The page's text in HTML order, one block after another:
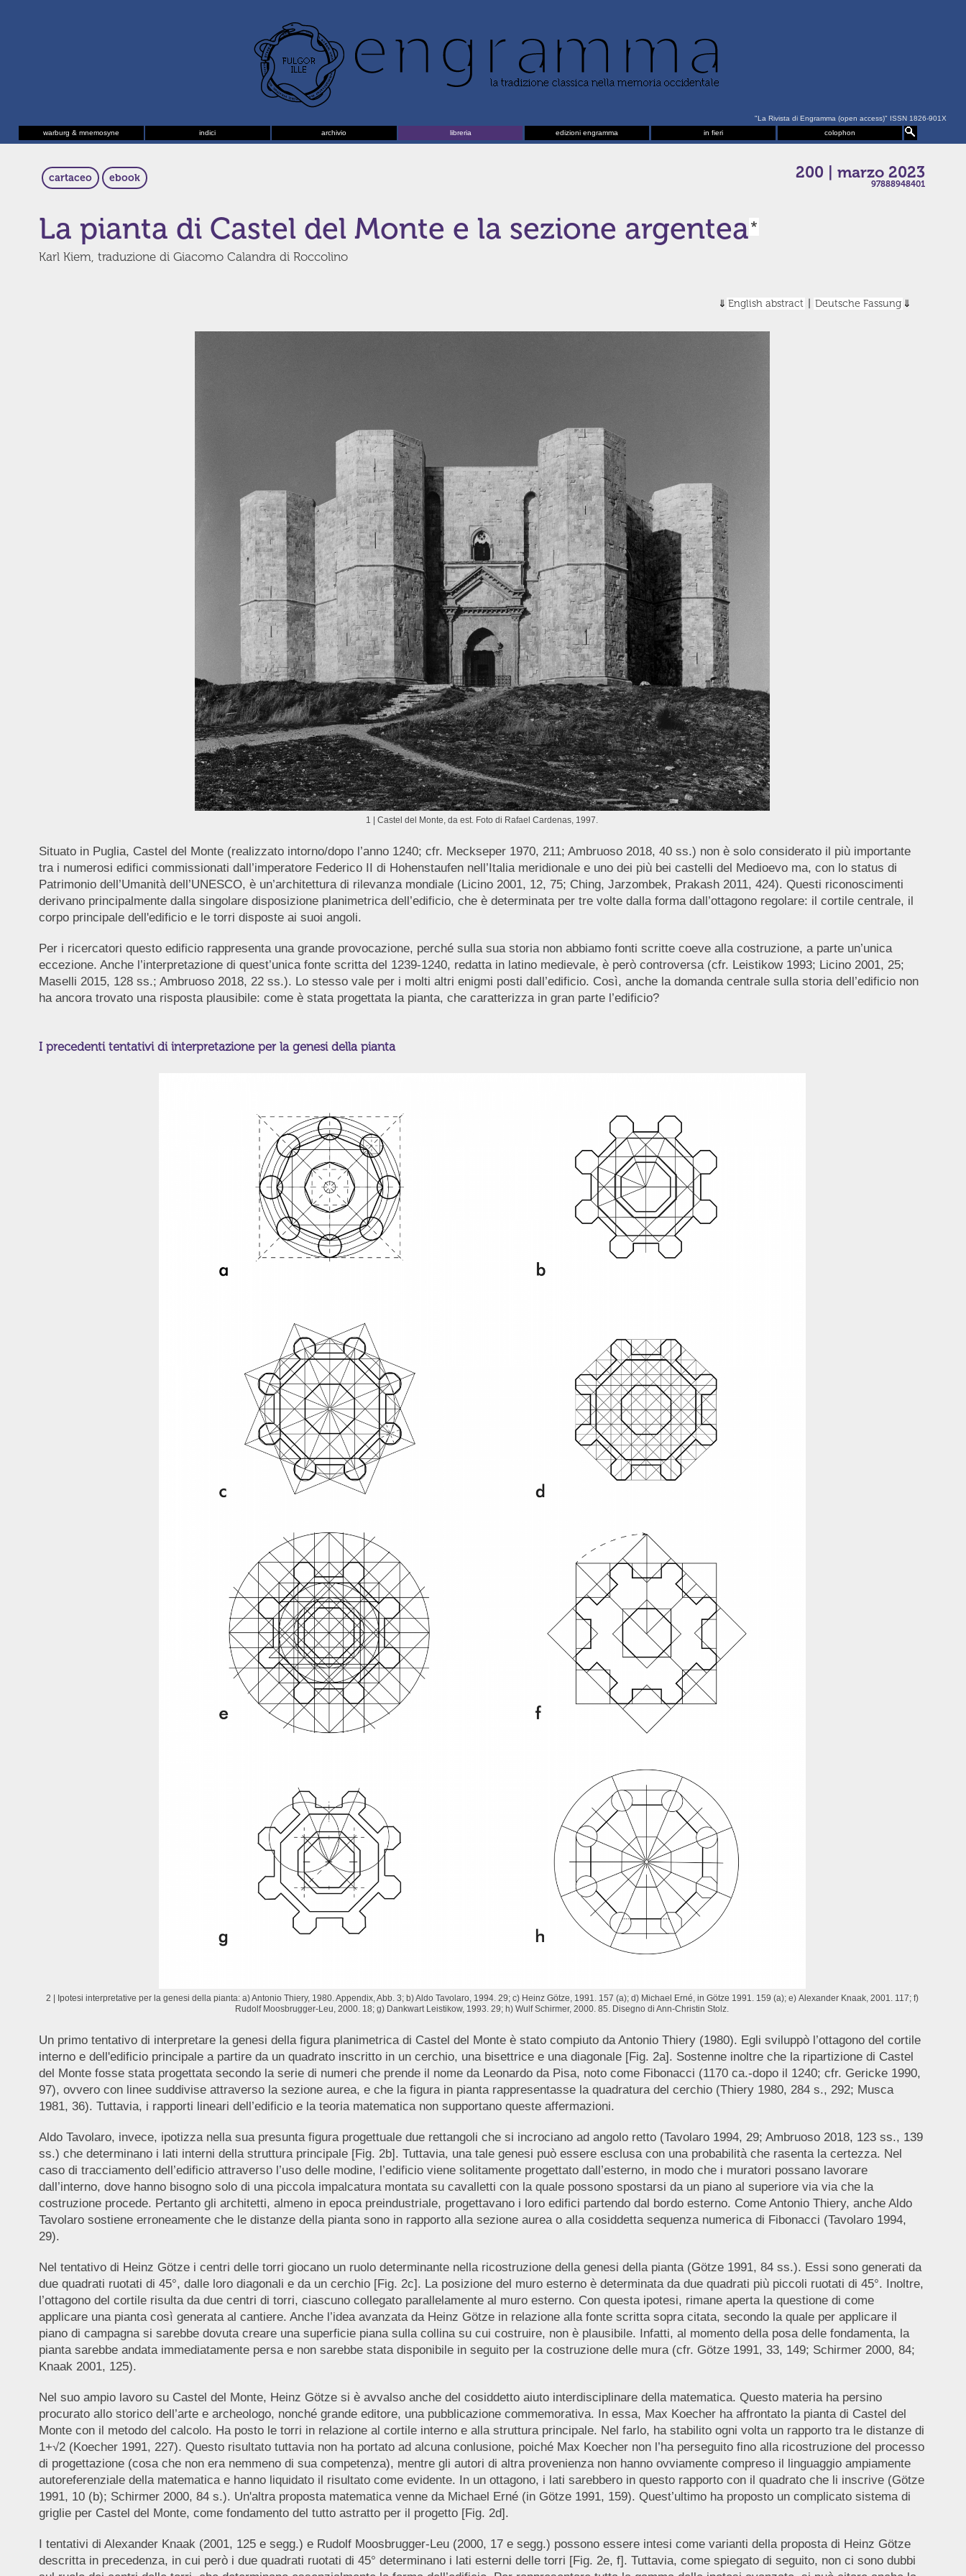
"La Rivista di Engramma (open access)" ISSN 1826-901X
warburg & mnemosyne
indici archivio libreria edizioni engramma in fieri colophon
cartaceo ebook 200 | marzo 2023
97888948401
La pianta di Castel del Monte e la sezione argentea*
Karl Kiem, traduzione di Giacomo Calandra di Roccolino
English abstract Deutsche Fassung
1 | Castel del Monte, da est. Foto di Rafael Cardenas, 1997.
Situato in Puglia, Castel del Monte (realizzato intorno/dopo l’anno 1240; cfr. Meckseper 1970, 211; Ambruoso 2018, 40 ss.) non è solo considerato il più importante
tra i numerosi edifici commissionati dall’imperatore Federico II di Hohenstaufen nell’Italia meridionale e uno dei più bei castelli del Medioevo ma, con lo status di
Patrimonio dell’Umanità dell’UNESCO, è un’architettura di rilevanza mondiale (Licino 2001, 12, 75; Ching, Jarzombek, Prakash 2011, 424). Questi riconoscimenti
derivano principalmente dalla singolare disposizione planimetrica dell’edificio, che è determinata per tre volte dalla forma dall’ottagono regolare: il cortile centrale, il
corpo principale dell'edificio e le torri disposte ai suoi angoli.
Per i ricercatori questo edificio rappresenta una grande provocazione, perché sulla sua storia non abbiamo fonti scritte coeve alla costruzione, a parte un’unica
eccezione. Anche l’interpretazione di quest’unica fonte scritta del 1239-1240, redatta in latino medievale, è però controversa (cfr. Leistikow 1993; Licino 2001, 25;
Maselli 2015, 128 ss.; Ambruoso 2018, 22 ss.). Lo stesso vale per i molti altri enigmi posti dall’edificio. Così, anche la domanda centrale sulla storia dell’edificio non
ha ancora trovato una risposta plausibile: come è stata progettata la pianta, che caratterizza in gran parte l’edificio?
I precedenti tentativi di interpretazione per la genesi della pianta
2 | Ipotesi interpretative per la genesi della pianta: a) Antonio Thiery, 1980. Appendix, Abb. 3; b) Aldo Tavolaro, 1994. 29; c) Heinz Götze, 1991. 157 (a); d) Michael Erné, in Götze 1991. 159 (a); e) Alexander Knaak, 2001. 117; f)
Rudolf Moosbrugger-Leu, 2000. 18; g) Dankwart Leistikow, 1993. 29; h) Wulf Schirmer, 2000. 85. Disegno di Ann-Christin Stolz.
Un primo tentativo di interpretare la genesi della figura planimetrica di Castel del Monte è stato compiuto da Antonio Thiery (1980). Egli sviluppò l’ottagono del cortile
interno e dell'edificio principale a partire da un quadrato inscritto in un cerchio, una bisettrice e una diagonale [Fig. 2a]. Sostenne inoltre che la ripartizione di Castel
del Monte fosse stata progettata secondo la serie di numeri che prende il nome da Leonardo da Pisa, noto come Fibonacci (1170 ca.-dopo il 1240; cfr. Gericke 1990,
97), ovvero con linee suddivise attraverso la sezione aurea, e che la figura in pianta rappresentasse la quadratura del cerchio (Thiery 1980, 284 s., 292; Musca
1981, 36). Tuttavia, i rapporti lineari dell’edificio e la teoria matematica non supportano queste affermazioni.
Aldo Tavolaro, invece, ipotizza nella sua presunta figura progettuale due rettangoli che si incrociano ad angolo retto (Tavolaro 1994, 29; Ambruoso 2018, 123 ss., 139
ss.) che determinano i lati interni della struttura principale [Fig. 2b]. Tuttavia, una tale genesi può essere esclusa con una probabilità che rasenta la certezza. Nel
caso di tracciamento dell’edificio attraverso l’uso delle modine, l’edificio viene solitamente progettato dall’esterno, in modo che i muratori possano lavorare
dall’interno, dove hanno bisogno solo di una piccola impalcatura montata su cavalletti con la quale possono spostarsi da un piano al superiore via via che la
costruzione procede. Pertanto gli architetti, almeno in epoca preindustriale, progettavano i loro edifici partendo dal bordo esterno. Come Antonio Thiery, anche Aldo
Tavolaro sostiene erroneamente che le distanze della pianta sono in rapporto alla sezione aurea o alla cosiddetta sequenza numerica di Fibonacci (Tavolaro 1994,
29).
Nel tentativo di Heinz Götze i centri delle torri giocano un ruolo determinante nella ricostruzione della genesi della pianta (Götze 1991, 84 ss.). Essi sono generati da
due quadrati ruotati di 45°, dalle loro diagonali e da un cerchio [Fig. 2c]. La posizione del muro esterno è determinata da due quadrati più piccoli ruotati di 45°. Inoltre,
l’ottagono del cortile risulta da due centri di torri, ciascuno collegato parallelamente al muro esterno. Con questa ipotesi, rimane aperta la questione di come
applicare una pianta così generata al cantiere. Anche l’idea avanzata da Heinz Götze in relazione alla fonte scritta sopra citata, secondo la quale per applicare il
piano di campagna si sarebbe dovuta creare una superficie piana sulla collina su cui costruire, non è plausibile. Infatti, al momento della posa delle fondamenta, la
pianta sarebbe andata immediatamente persa e non sarebbe stata disponibile in seguito per la costruzione delle mura (cfr. Götze 1991, 33, 149; Schirmer 2000, 84;
Knaak 2001, 125).
Nel suo ampio lavoro su Castel del Monte, Heinz Götze si è avvalso anche del cosiddetto aiuto interdisciplinare della matematica. Questo materia ha persino
procurato allo storico dell’arte e archeologo, nonché grande editore, una pubblicazione commemorativa. In essa, Max Koecher ha affrontato la pianta di Castel del
Monte con il metodo del calcolo. Ha posto le torri in relazione al cortile interno e alla struttura principale. Nel farlo, ha stabilito ogni volta un rapporto tra le distanze di
1+√2 (Koecher 1991, 227). Questo risultato tuttavia non ha portato ad alcuna conlusione, poiché Max Koecher non l’ha perseguito fino alla ricostruzione del processo
di progettazione (cosa che non era nemmeno di sua competenza), mentre gli autori di altra provenienza non hanno ovviamente compreso il linguaggio ampiamente
autoreferenziale della matematica e hanno liquidato il risultato come evidente. In un ottagono, i lati sarebbero in questo rapporto con il quadrato che li inscrive (Götze
1991, 10 (b); Schirmer 2000, 84 s.). Un'altra proposta matematica venne da Michael Erné (in Götze 1991, 159). Quest’ultimo ha proposto un complicato sistema di
griglie per Castel del Monte, come fondamento del tutto astratto per il progetto [Fig. 2d].
I tentativi di Alexander Knaak (2001, 125 e segg.) e Rudolf Moosbrugger-Leu (2000, 17 e segg.) possono essere intesi come varianti della proposta di Heinz Götze
descritta in precedenza, in cui però i due quadrati ruotati di 45° determinano i lati esterni delle torri [Fig. 2e, f]. Tuttavia, come spiegato di seguito, non ci sono dubbi